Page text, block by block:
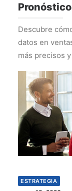
Descubre
datos en
más precisos
ESTRATEGIA